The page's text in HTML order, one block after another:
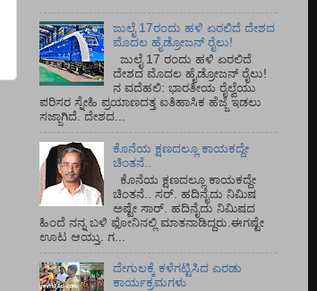
ಜುಲೈ 17ರಂದು ಹಳಿ ಏರಲಿದೆ ದೇಶದ
ಮೊದಲ ಹೈಡ್ರೋಜನ್ ರೈಲು!
ಜುಲೈ 17 ರಂದು ಹಳಿ ಏರಲಿದೆ
ದೇಶದ ಮೊದಲ ಹೈಡ್ರೋಜನ್ ರೈಲು!
ನ ವದೆಹಲಿ: ಭಾರತೀಯ ರೈಲ್ವೆಯು
ಪರಿಸರ ಸ್ನೇಹಿ ಪ್ರಯಾಣದತ್ತ ಐತಿಹಾಸಿಕ ಹೆಜ್ಜೆ ಇಡಲು
ಸಜ್ಜಾಗಿದೆ. ದೇಶದ...
ಕೊನೆಯ ಕ್ಷಣದಲ್ಲೂ ಕಾಯಕದ್ದೇ
ಚಿಂತನೆ..
ಕೊನೆಯ ಕ್ಷಣದಲ್ಲೂ ಕಾಯಕದ್ದೇ
ಚಿಂತನೆ.. ಸರ್.‌ ಹದಿನೈದು ನಿಮಿಷ
ಅಷ್ಟೇ ಸಾರ್.‌ ಹದಿನೈದು ನಿಮಿಷದ
ಹಿಂದೆ ನನ್ನ ಬಳಿ ಫೋನಿನಲ್ಲಿ ಮಾತನಾಡಿದ್ದರು.ಈಗಷ್ಟೇ
ಊಟ ಆಯ್ತು. ಗ...
ದೇಗುಲಕ್ಕೆ ಕಳೆಗಟ್ಟಿಸಿದ ಎರಡು
ಕಾರ್ಯಕ್ರಮಗಳು